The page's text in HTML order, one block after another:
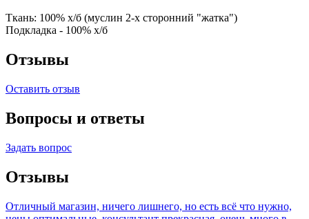
Ткань: 100% х/б (муслин 2-х сторонний "жатка")
Подкладка - 100% х/б
Отзывы
Оставить отзыв
Вопросы и ответы
Задать вопрос
Отзывы
Отличный магазин, ничего лишнего, но есть всё что нужно,